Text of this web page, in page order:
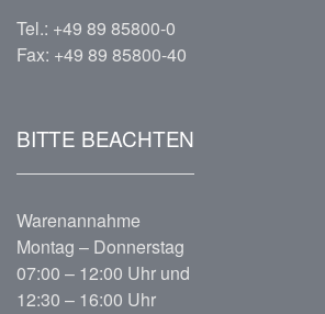
Tel.: +49 89 85800-0
Fax: +49 89 85800-40
BITTE BEACHTEN
Warenannahme
Montag – Donnerstag
07:00 – 12:00 Uhr und
12:30 – 16:00 Uhr